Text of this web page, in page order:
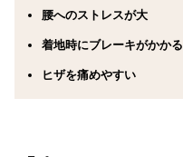
腰へのストレスが大
着地時にブレーキがかかる
ヒザを痛めやすい